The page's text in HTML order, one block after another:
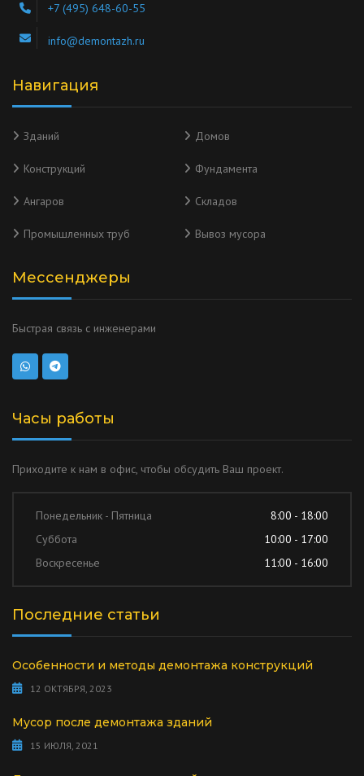
+7 (495) 648-60-55
info@demontazh.ru
Навигация
Зданий Домов
Конструкций Фундамента
Ангаров Складов
Промышленных труб Вывоз мусора
Мессенджеры
Быстрая связь с инженерами
Часы работы
Приходите к нам в офис, чтобы обсудить Ваш проект.
Понедельник - Пятница
8:00 - 18:00
Суббота
10:00 - 17:00
Воскресенье
11:00 - 16:00
Последние статьи
Особенности и методы демонтажа конструкций
12 ОКТЯБРЯ, 2023
Мусор после демонтажа зданий
15 ИЮЛЯ, 2021